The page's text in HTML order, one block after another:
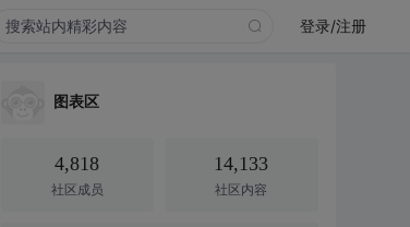
登录/注册
图表区
4,818
社区成员
14,133
社区内容